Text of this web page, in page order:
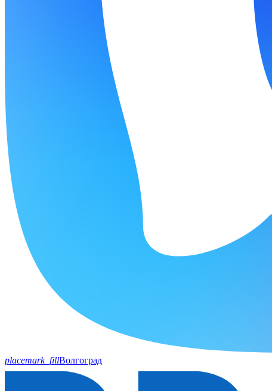
placemark_fillВолгоград